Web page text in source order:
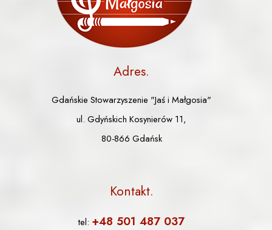
Adres
Gdańskie Stowarzyszenie "Jaś i Małgosia"
ul. Gdyńskich Kosynierów 11,
80-866 Gdańsk
Kontakt
tel: +48 501 487 037